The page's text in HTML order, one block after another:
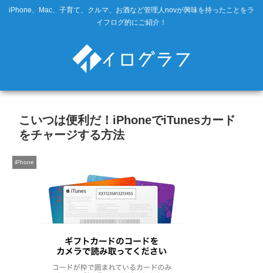
iPhone、Mac、子育て、クルマ、お酒など管理人novが興味を持ったことをラ
イフログ的にご紹介！
こいつは便利だ！iPhoneでiTunesカード
をチャージする方法
iPhone